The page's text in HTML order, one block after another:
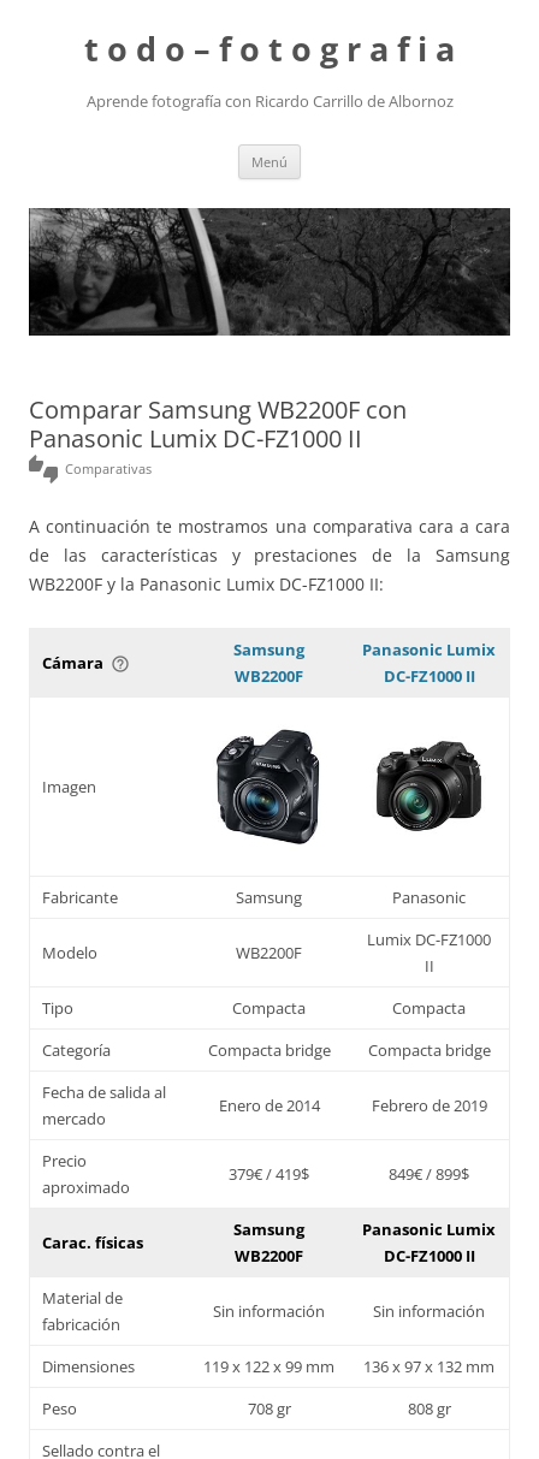
t o d o – f o t o g r a f i a
Aprende fotografía con Ricardo Carrillo de Albornoz
Menú
Comparar Samsung WB2200F con
Panasonic Lumix DC-FZ1000 II
thumbs_up_down Comparativas
A continuación te mostramos una comparativa cara a cara
de las características y prestaciones de la Samsung
WB2200F y la Panasonic Lumix DC-FZ1000 II:
Cámara help_outline
Samsung
WB2200F
Panasonic Lumix
DC-FZ1000 II
Imagen
Fabricante Samsung Panasonic
Modelo WB2200F
Lumix DC-FZ1000
II
Tipo
Compacta
Compacta
Categoría
Compacta bridge
Compacta bridge
Fecha de salida al
mercado
Enero de 2014 Febrero de 2019
Precio
aproximado
379€ / 419$ 849€ / 899$
Carac. físicas
Samsung
WB2200F
Panasonic Lumix
DC-FZ1000 II
Material de
fabricación
Sin información Sin información
Dimensiones 119 x 122 x 99 mm
136 x 97 x 132 mm
Peso
708 gr
808 gr
Sellado contra el